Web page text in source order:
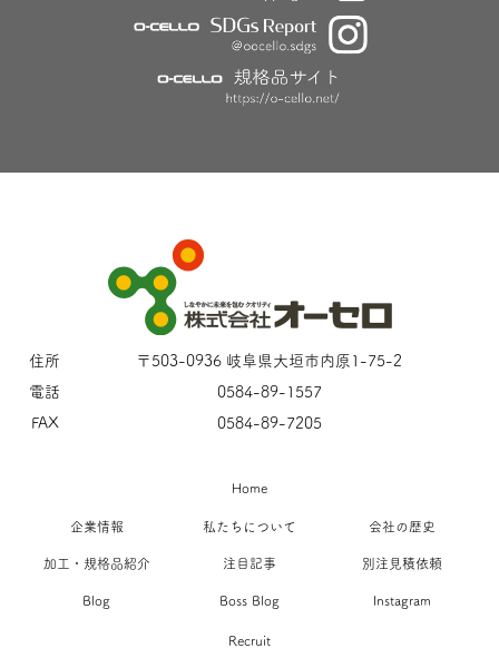
住所
〒503-0936 岐阜県大垣市内原1-75-2
電話
0584-89-1557
FAX
0584-89-7205
Home
企業情報 私たちについて 会社の歴史
加工・規格品紹介 注目記事 別注見積依頼
Blog Boss Blog Instagram
Recruit